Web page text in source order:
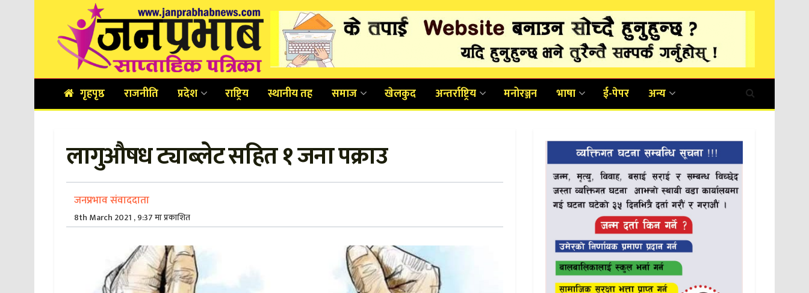
गृहपृष्ठ राजनीति प्रदेश राष्ट्रिय स्थानीय तह समाज खेलकुद अन्तर्राष्ट्रिय मनोरञ्जन भाषा ई-पेपर अन्य
लागुऔषध ट्याब्लेट सहित १ जना पक्राउ
जनप्रभाव संवाददाता
8th March 2021 , 9:37 मा प्रकाशित